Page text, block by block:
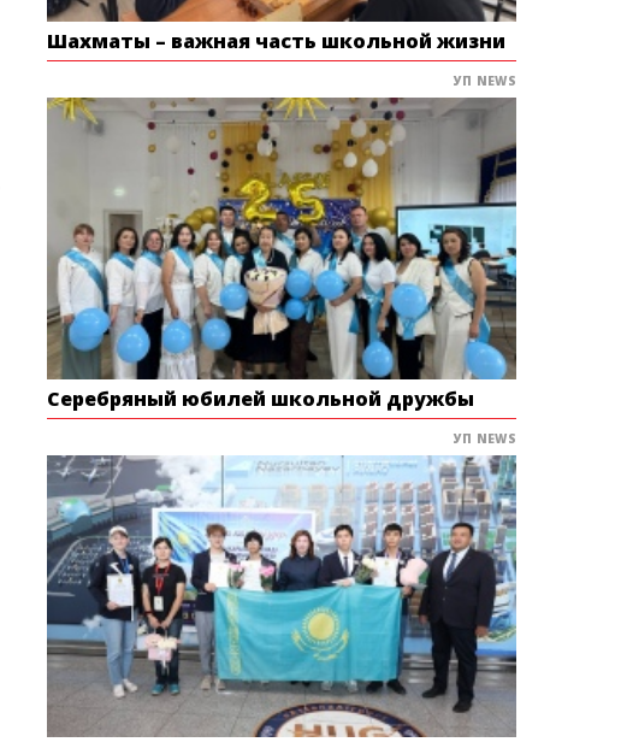
Шахматы – важная часть школьной жизни
УП NEWS
Серебряный юбилей школьной дружбы
УП NEWS